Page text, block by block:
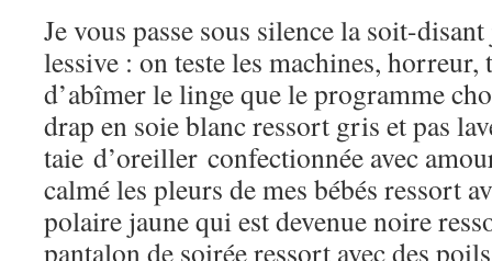
Je vous passe sous silence la soit-
lessive : on teste les machines, horreur,
d’abîmer le linge que le programme
drap en soie blanc ressort gris et pas
taie d’oreiller confectionnée avec
calmé les pleurs de mes bébés ressort
polaire jaune qui est devenue noire
pantalon de soirée ressort avec des